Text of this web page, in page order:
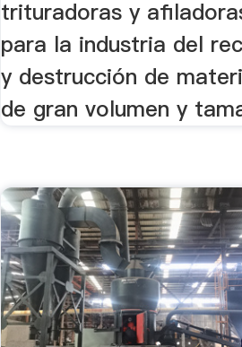
trituradoras y
para la industria del
y destrucción de
de gran volumen y